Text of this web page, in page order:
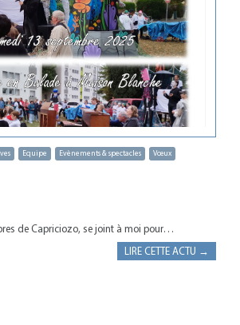
Equipe Evènements & spectacles Vœux
de Capriciozo, se joint à moi pour…
LIRE CETTE ACTU →